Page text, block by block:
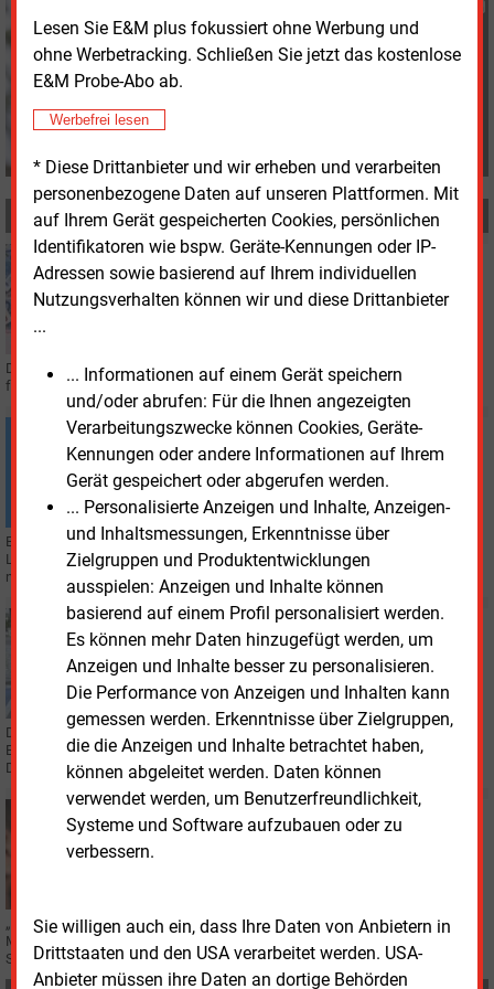
Lesen Sie E&M plus fokussiert ohne Werbung und
ohne Werbetracking. Schließen Sie jetzt das kostenlose
E&M Probe-Abo ab.
Werbefrei lesen
* Diese Drittanbieter und wir erheben und verarbeiten
personenbezogene Daten auf unseren Plattformen. Mit
auf Ihrem Gerät gespeicherten Cookies, persönlichen
Identifikatoren wie bspw. Geräte-Kennungen oder IP-
Adressen sowie basierend auf Ihrem individuellen
Nutzungsverhalten können wir und diese Drittanbieter
...
... Informationen auf einem Gerät speichern
und/oder abrufen: Für die Ihnen angezeigten
Verarbeitungszwecke können Cookies, Geräte-
Kennungen oder andere Informationen auf Ihrem
Gerät gespeichert oder abgerufen werden.
... Personalisierte Anzeigen und Inhalte, Anzeigen-
und Inhaltsmessungen, Erkenntnisse über
Zielgruppen und Produktentwicklungen
ausspielen: Anzeigen und Inhalte können
basierend auf einem Profil personalisiert werden.
Es können mehr Daten hinzugefügt werden, um
Anzeigen und Inhalte besser zu personalisieren.
Die Performance von Anzeigen und Inhalten kann
gemessen werden. Erkenntnisse über Zielgruppen,
die die Anzeigen und Inhalte betrachtet haben,
können abgeleitet werden. Daten können
verwendet werden, um Benutzerfreundlichkeit,
Systeme und Software aufzubauen oder zu
verbessern.
Sie willigen auch ein, dass Ihre Daten von Anbietern in
Drittstaaten und den USA verarbeitet werden. USA-
Anbieter müssen ihre Daten an dortige Behörden
+49 (0) 8152 9311 21
K.Meyer-Tien@energie-
MEHR ZUM THEMA
Dienstag, 10.06.2025, 15:24
WIRTSCHAFT
6,4 Millionen für Co-Power
Das Münchner Startup Co-Power holt sich in einer Finanzierungsrunde
frisches Kapital. Mit dabei sind namhafte Investoren.
Dienstag, 3.06.2025, 16:46
ELEKTROFAHRZEUGE
Deutschlands Ladeinfrastruktur auf einem guten
Weg
Eine Gesamtkapazität von rund 6.700 MW hat Deutschlands
Ladeinfrastruktur bereits erreicht. Einige Bundesländer haben allerdings
noch viel vor sich.
Mittwoch, 7.05.2025, 16:35
LADEINFRASTRUKTUR
Uniti und Elli bringen Schnelllader zu Tankstellen
Der Uniti Bundesverband Energie Mittelstand und die Volkswagen-Tochter
Elli wollen beim Aufbau der Ladeinfrastruktur an rund 8.600 Tankstellen in
Deutschland kooperieren.
IT
Stadtwerke-App für Home Energy Management
„Münster:dynamisch“ − so heißt eine neue Kunden-App der Stadwerke
Münster für das Home Energy Management. Die Anwendung soll im ersten
Schritt das Laden von E-Autos günstiger machen.